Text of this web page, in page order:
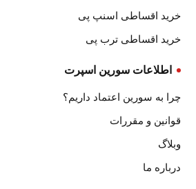
خرید اقساطی اسنپ پی
خرید اقساطی ترب پی
اطلاعات سورین اسپرت
چرا به سورین اعتماد داریم؟
قوانین و مقررات
وبلاگ
درباره ما